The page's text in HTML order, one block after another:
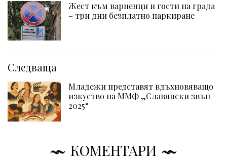
Жест към варненци и гости на града
– три дни безплатно паркиране
Следваща
Младежи представят вдъхновяващо
изкуство на ММФ „Славянски звън –
2025“
КОМЕНТАРИ